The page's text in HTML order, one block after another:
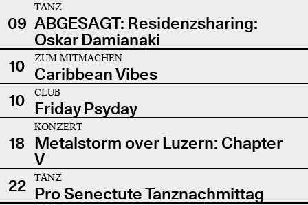
09
TANZ
ABGESAGT: Residenzsharing:
Oskar Damianaki
10
ZUM MITMACHEN
Caribbean Vibes
10
CLUB
Friday Psyday
18
KONZERT
Metalstorm over Luzern: Chapter
V
22
TANZ
Pro Senectute Tanznachmittag